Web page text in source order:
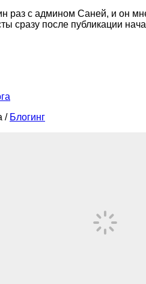
раз с админом Саней, и он
сразу после публикации
/ Блогинг